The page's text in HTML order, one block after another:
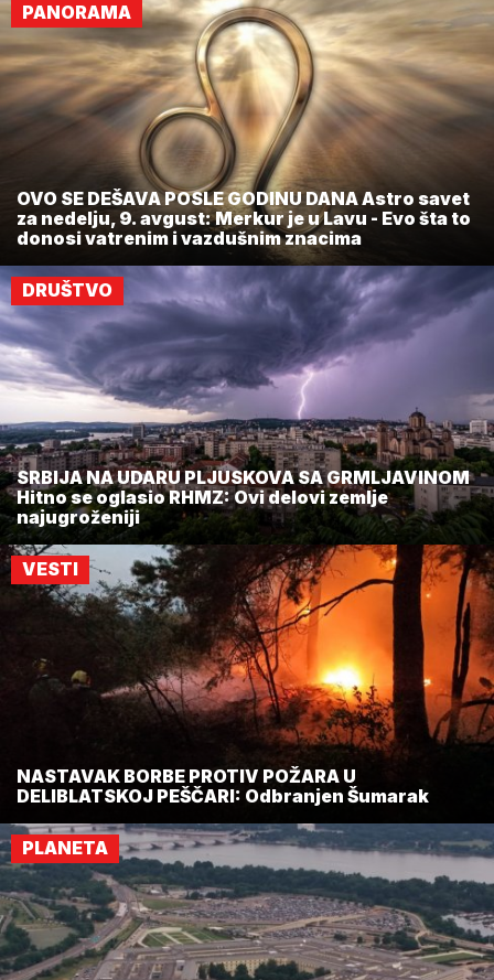
PANORAMA
OVO SE DEŠAVA POSLE GODINU DANA Astro savet
za nedelju, 9. avgust: Merkur je u Lavu - Evo šta to
donosi vatrenim i vazdušnim znacima
DRUŠTVO
SRBIJA NA UDARU PLJUSKOVA SA GRMLJAVINOM
Hitno se oglasio RHMZ: Ovi delovi zemlje
najugroženiji
VESTI
NASTAVAK BORBE PROTIV POŽARA U
DELIBLATSKOJ PEŠČARI: Odbranjen Šumarak
PLANETA